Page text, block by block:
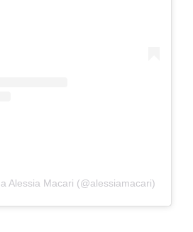
Alessia Macari (@alessiamacari)